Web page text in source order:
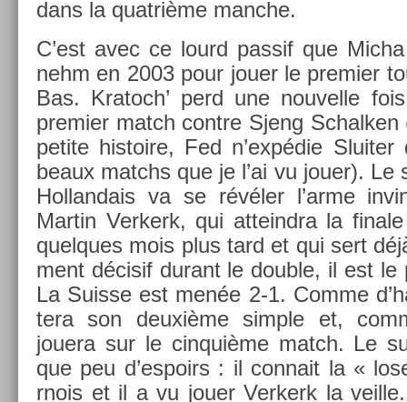
dans la quat­rième man­che.
C’est avec ce lourd pas­sif que
nehm en 2003 pour jouer le pre­mi­er
Bas. Kratoch’ perd une nouvel­le
pre­mi­er match con­tre Sjeng
petite his­toire, Fed n’expédie Sluit­er
beaux matchs que je l’ai vu jouer). Le
Hol­landais va se révéler l’arme
Mar­tin Ver­kerk, qui at­teindra la
quel­ques mois plus tard et qui sert
ment décisif durant le doub­le, il est le
La Suis­se est menée 2-1. Comme
tera son deuxième sim­ple et,
jouera sur le cin­quiè­me match. Le
que peu d’es­poirs : il con­nait la «
rnois et il a vu jouer Ver­kerk la